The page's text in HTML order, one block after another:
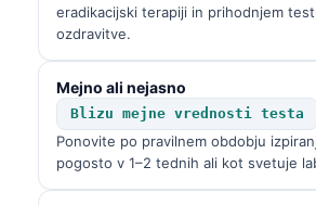
eradikacijski terapiji in prihodnjem
ozdravitve.
Mejno ali nejasno
Blizu mejne vrednosti testa
Ponovite po pravilnem obdobju
pogosto v 1–2 tednih ali kot svetuje